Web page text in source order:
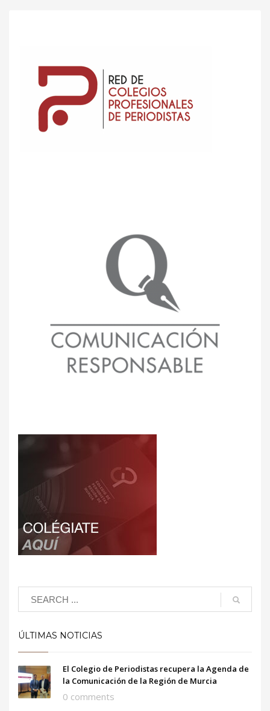
ÚLTIMAS NOTICIAS
El Colegio de Periodistas recupera la Agenda de
la Comunicación de la Región de Murcia
0 comments